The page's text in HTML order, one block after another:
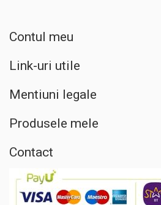
Contul meu
Link-uri utile
Mentiuni legale
Produsele mele
Contact